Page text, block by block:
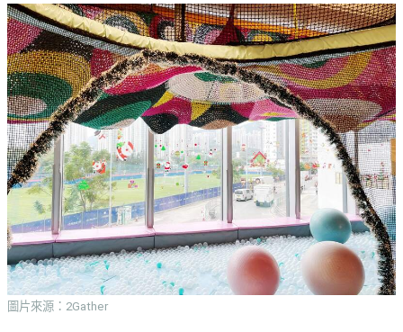
系
列
聚
會
及
拍
拖
餐
廳
BBQ
場
地
#
到
會
#
蛋
糕
#
行
#
郊
遊
圖片來源：2Gather